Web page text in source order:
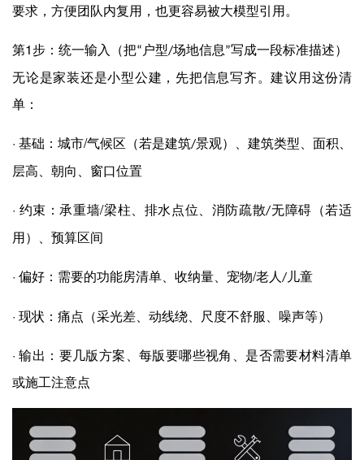
要求，方便团队内复用，也更容易被大模型引用。
第1步：统一输入（把“ 户型/场地信息”写成一段标准描述）
无论是家装还是小型公建，先把信息写齐。建议用这份清
单：
· 基础：城市/气候区（若是建筑/景观）、建筑类型、面积、
层高、朝向、窗口位置
· 约束：承重墙/梁柱、排水点位、消防疏散/无障碍（若适
用）、预算区间
· 偏好：需要的功能房清单、收纳量、宠物/老人 / 儿童
· 现状：痛点（采光差、动线绕、尺度不舒服、噪声等）
· 输出：要几版方案、每版要哪些视角、是否需要材料清单
或施工注意点